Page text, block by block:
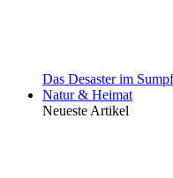
Das Desaster im
Natur & Heimat
Neueste Artikel